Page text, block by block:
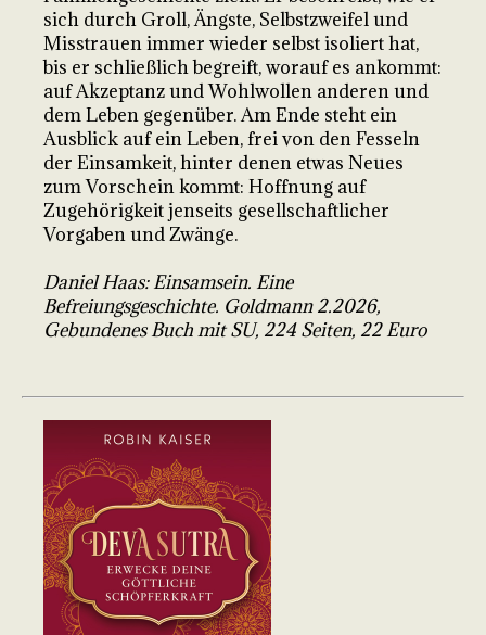
sich durch Groll, Ängste, Selbstzweifel und
Misstrauen immer wieder selbst isoliert hat,
bis er schließlich begreift, worauf es ankommt:
auf Akzeptanz und Wohlwollen anderen und
dem Leben gegenüber. Am Ende steht ein
Ausblick auf ein Leben, frei von den Fesseln
der Einsamkeit, hinter denen etwas Neues
zum Vorschein kommt: Hoffnung auf
Zugehörigkeit jenseits gesellschaftlicher
Vorgaben und Zwänge.
Daniel Haas: Einsamsein. Eine
Befreiungsgeschichte. Goldmann 2.2026,
Gebundenes Buch mit SU, 224 Seiten, 22 Euro